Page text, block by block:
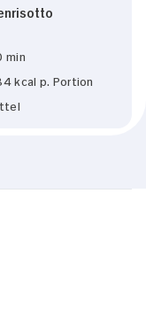
min
kcal p. Portion